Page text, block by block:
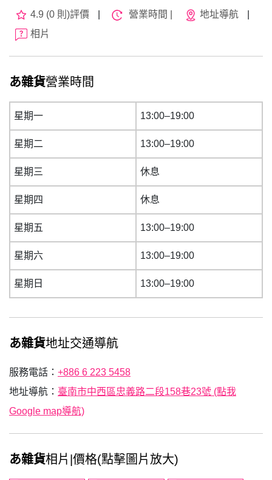
4.9 (0 則)評價 營業時間 | 地址導航
相片
あ雜貨營業時間
星期一 13:00–19:00
星期二 13:00–19:00
星期三 休息
星期四 休息
星期五 13:00–19:00
星期六 13:00–19:00
星期日 13:00–19:00
あ雜貨地址交通導航
服務電話： +886 6 223 5458
地址導航： 臺南市中西區忠義路二段158巷23號 (點我
Google map導航)
あ雜貨相片|價格(點擊圖片放大)